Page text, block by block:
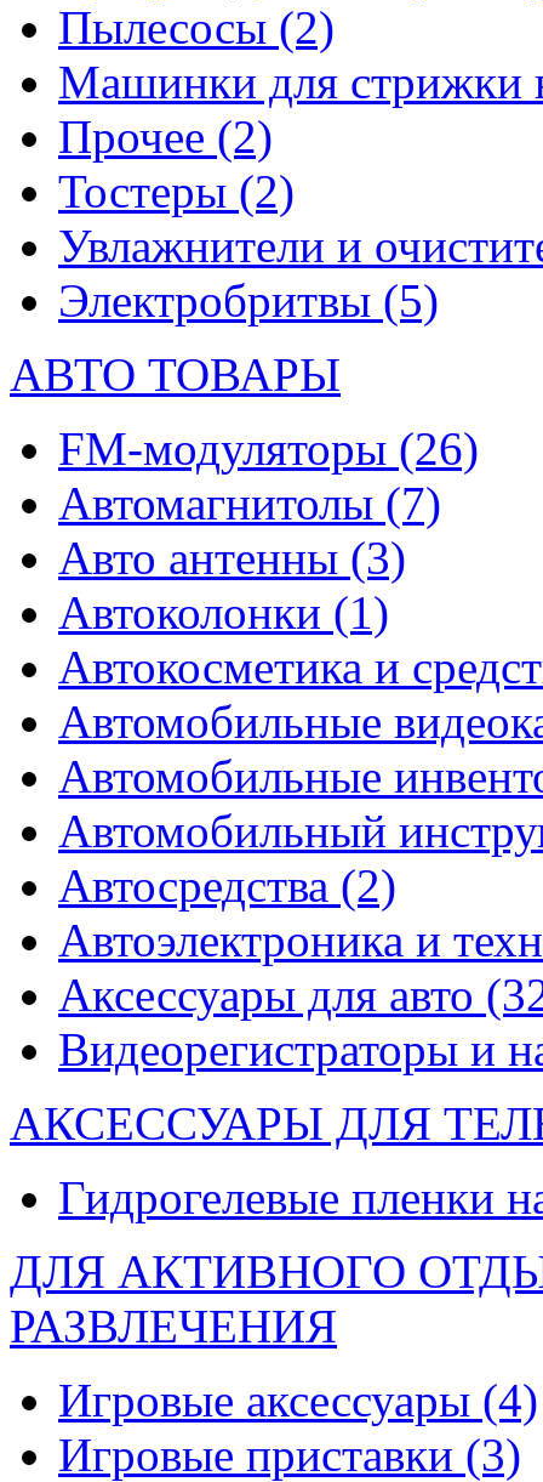
Пылесосы (2)
Машинки для стрижки
Прочее (2)
Тостеры (2)
Увлажнители и
Электробритвы (5)
АВТО ТОВАРЫ
FM-модуляторы (26)
Автомагнитолы (7)
Авто антенны (3)
Автоколонки (1)
Автокосметика и
Автомобильные
Автомобильные
Автомобильный
Автосредства (2)
Автоэлектроника и
Аксессуары для авто
Видеорегистраторы и
АКСЕССУАРЫ ДЛЯ
Гидрогелевые пленки
ДЛЯ АКТИВНОГО
РАЗВЛЕЧЕНИЯ
Игровые аксессуары (4)
Игровые приставки (3)